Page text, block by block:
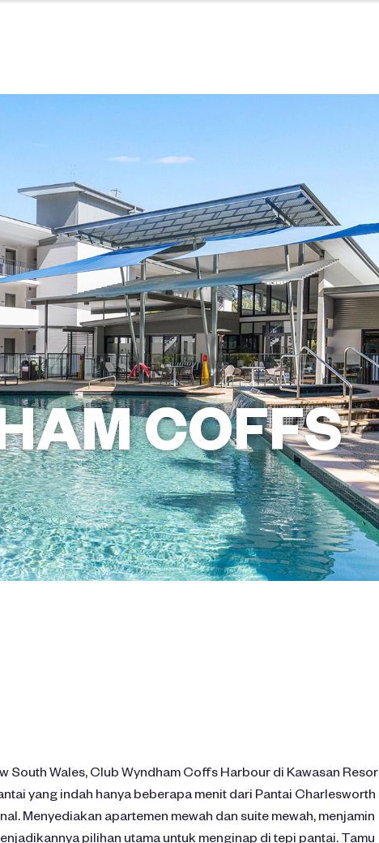
COFFS
South Wales, Club Wyndham Coffs Harbour di Kawasan Resor
yang indah hanya beberapa menit dari Pantai Charlesworth
Menyediakan apartemen mewah dan suite mewah, menjamin
pilihan utama untuk menginap di tepi pantai. Tamu